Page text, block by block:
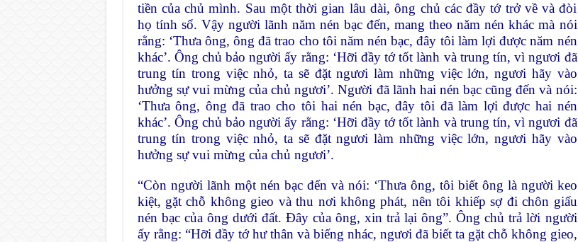
tiền của chủ mình. Sau một thời gian lâu dài, ông chủ các đầy tớ trở về và đòi
họ tính sổ. Vậy người lãnh năm nén bạc đến, mang theo năm nén khác mà nói
rằng: ‘Thưa ông, ông đã trao cho tôi năm nén bạc, đây tôi làm lợi được năm nén
khác’. Ông chủ bảo người ấy rằng: ‘Hỡi đầy tớ tốt lành và trung tín, vì ngươi đã
trung tín trong việc nhỏ, ta sẽ đặt ngươi làm những việc lớn, ngươi hãy vào
hưởng sự vui mừng của chủ ngươi’. Người đã lãnh hai nén bạc cũng đến và nói:
‘Thưa ông, ông đã trao cho tôi hai nén bạc, đây tôi đã làm lợi được hai nén
khác’. Ông chủ bảo người ấy rằng: ‘Hỡi đầy tớ tốt lành và trung tín, vì ngươi đã
trung tín trong việc nhỏ, ta sẽ đặt ngươi làm những việc lớn, ngươi hãy vào
hưởng sự vui mừng của chủ ngươi’.
“Còn người lãnh một nén bạc đến và nói: ‘Thưa ông, tôi biết ông là người keo
kiệt, gặt chỗ không gieo và thu nơi không phát, nên tôi khiếp sợ đi chôn giấu
nén bạc của ông dưới đất. Đây của ông, xin trả lại ông”. Ông chủ trả lời người
ấy rằng: “Hỡi đầy tớ hư thân và biếng nhác, ngươi đã biết ta gặt chỗ không gieo,